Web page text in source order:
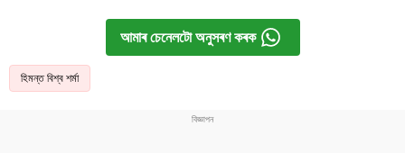
আমাৰ চেনেলটো অনুসৰণ কৰক
হিমন্ত বিশ্ব শৰ্মা